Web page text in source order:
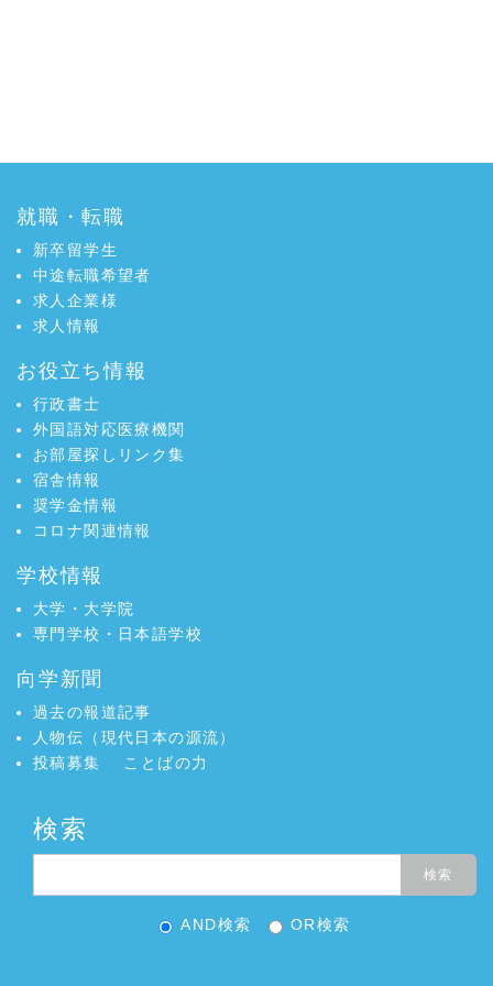
就職・転職
新卒留学生
中途転職希望者
求人企業様
求人情報
お役立ち情報
行政書士
外国語対応医療機関
お部屋探しリンク集
宿舎情報
奨学金情報
コロナ関連情報
学校情報
大学・大学院
専門学校・日本語学校
向学新聞
過去の報道記事
人物伝（現代日本の源流）
投稿募集
ことばの力
検索
AND検索 OR検索